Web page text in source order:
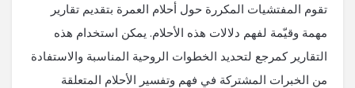
تقوم المفتشيات المكررة حول أحلام العمرة بتقديم تقارير
مهمة وقيّمة لفهم دلالات هذه الأحلام. يمكن استخدام هذه
التقارير كمرجع لتحديد الخطوات الروحية المناسبة والاستفادة
من الخبرات المشتركة في فهم وتفسير الأحلام المتعلقة